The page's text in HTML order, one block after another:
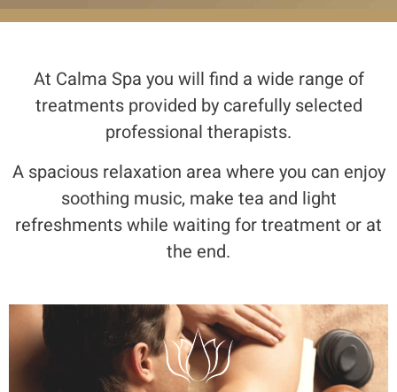
At Calma Spa you will find a wide range of
treatments provided by carefully selected
professional therapists.
A spacious relaxation area where you can enjoy
soothing music, make tea and light
refreshments while waiting for treatment or at
the end.